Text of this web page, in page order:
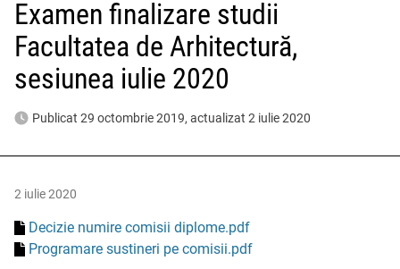
Examen finalizare studii
Facultatea de Arhitectură,
sesiunea iulie 2020
Publicat 29 octombrie 2019, actualizat 2 iulie 2020
2 iulie 2020
Decizie numire comisii diplome.pdf
Programare sustineri pe comisii.pdf